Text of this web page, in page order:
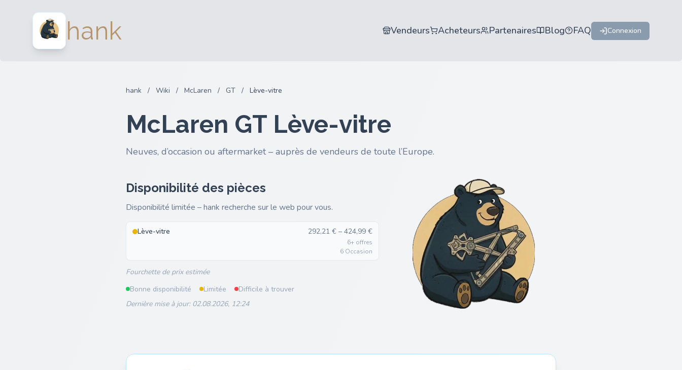
hank Vendeurs Acheteurs Partenaires Blog FAQ Connexion
hank / Wiki / McLaren / GT / Lève-vitre
McLaren GT Lève-vitre
Neuves, d’occasion ou aftermarket – auprès de vendeurs de toute l’Europe.
Disponibilité des pièces
Disponibilité limitée – hank recherche sur le web pour vous.
Lève-vitre 292,21 € – 424,99 €
6+ offres
6 Occasion
Fourchette de prix estimée
Bonne disponibilité
Limitée
Difficile à trouver
Dernière mise à jour: 02.08.2026, 12:24